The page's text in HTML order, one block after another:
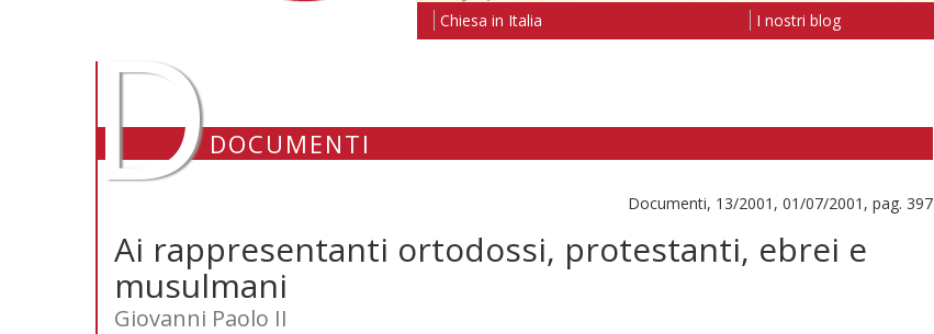
Chiesa in Italia I nostri blog
DDOCUMENTI
Documenti, 13/2001, 01/07/2001, pag. 397
Ai rappresentanti ortodossi, protestanti, ebrei e
musulmani
Giovanni Paolo II